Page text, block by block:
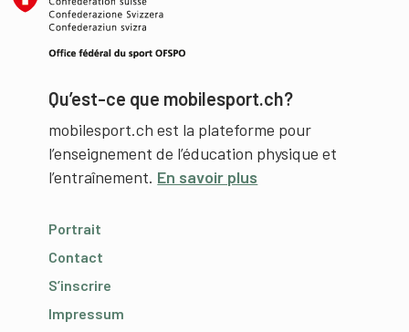
Qu’est-ce que mobilesport.ch?
mobilesport.ch est la plateforme pour
l’enseignement de l’éducation physique et
l’entraînement. En savoir plus
Portrait
Contact
S’inscrire
Impressum